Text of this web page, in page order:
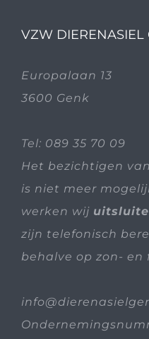
VZW DIERENASIEL
Europalaan 13
3600 Genk
Tel: 089 35 70 09
Het bezichtigen
is niet meer
werken wij
zijn telefonisch
behalve op zon- en